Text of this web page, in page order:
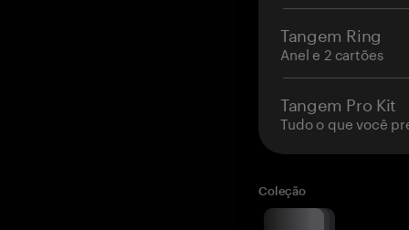
Tangem Ring
Anel e 2 cartões
Tangem Pro Kit
Tudo o que você
Coleção